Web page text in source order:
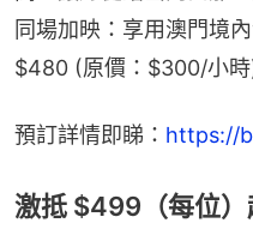
同場加映：享用澳門境
$480 (原價：$300/小時
預訂詳情即睇： https://
激抵 $499（每位）